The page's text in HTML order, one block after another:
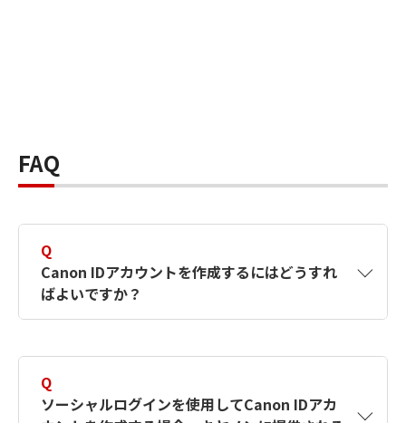
FAQ
Q
Canon IDアカウントを作成するにはどうすれ
ばよいですか？
す。詳しい作成方法は【カメラ】Canon IDとは
Q
ソーシャルログインを使用してCanon IDアカ